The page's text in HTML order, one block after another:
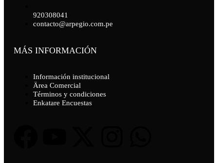
920308041
contacto@arpegio.com.pe
MÁS INFORMACIÓN
Información institucional
Ärea Comercial
Términos y condiciones
Enkatare Encuestas